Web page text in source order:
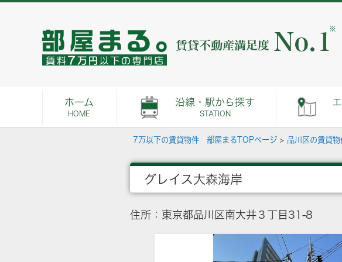
※
ホーム
HOME
沿線・駅から探す
STATION
7万以下の賃貸物件 部屋まるTOPページ > 品川区の賃貸
グレイス大森海岸
住所：東京都品川区南大井３丁目31-8